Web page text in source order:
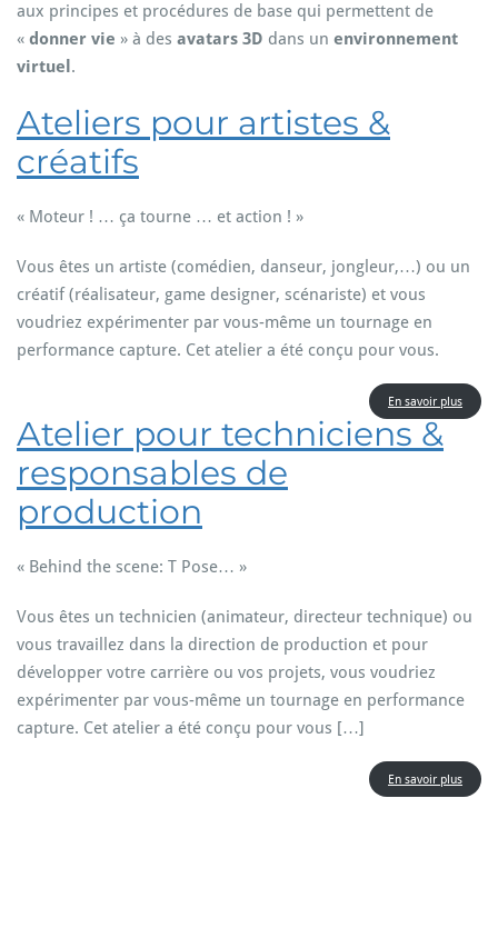
aux principes et procédures de base qui permettent de
« donner vie » à des avatars 3D dans un environnement
virtuel .
Ateliers pour artistes &
créatifs
« Moteur ! … ça tourne … et action ! »
Vous êtes un artiste (comédien, danseur, jongleur,…) ou un
créatif (réalisateur, game designer, scénariste) et vous
voudriez expérimenter par vous-même un tournage en
performance capture. Cet atelier a été conçu pour vous.
En savoir plus
Atelier pour techniciens &
responsables de
production
« Behind the scene: T Pose… »
Vous êtes un technicien (animateur, directeur technique) ou
vous travaillez dans la direction de production et pour
développer votre carrière ou vos projets, vous voudriez
expérimenter par vous-même un tournage en performance
capture. Cet atelier a été conçu pour vous […]
En savoir plus